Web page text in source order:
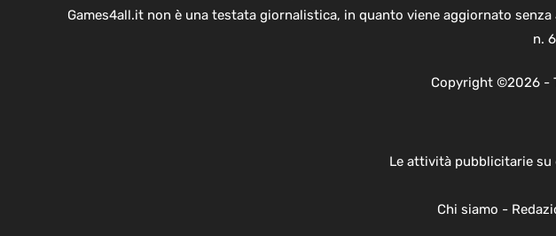
Games4all.it non è una testata giornalistica, in quanto viene aggiornato
n.
Copyright ©2026 -
Le attività pubblicitarie
Chi siamo -